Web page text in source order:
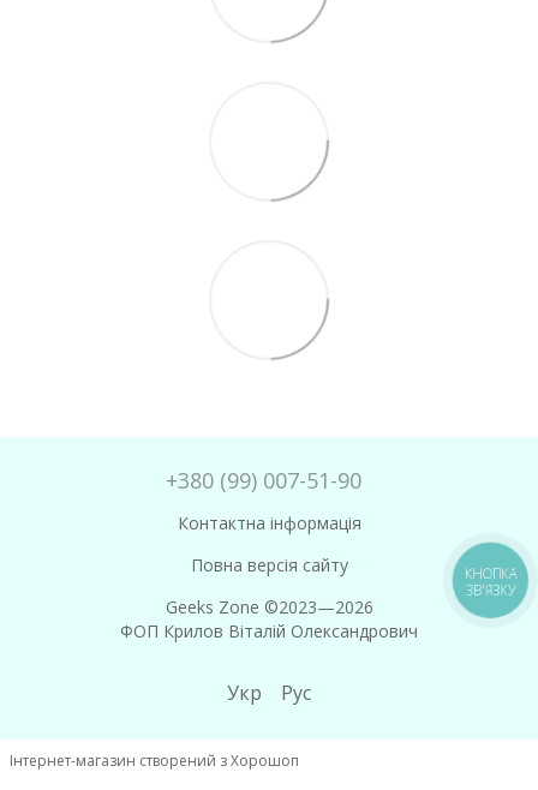
+380 (99) 007-51-90
Контактна інформація
Повна версія сайту
Geeks Zone ©2023—2026
ФОП Крилов Віталій Олександрович
Укр Рус
Інтернет-магазин створений з Хорошоп